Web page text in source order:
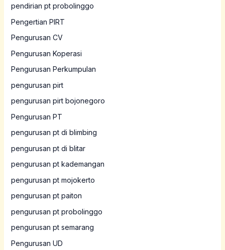
pendirian pt probolinggo
Pengertian PIRT
Pengurusan CV
Pengurusan Koperasi
Pengurusan Perkumpulan
pengurusan pirt
pengurusan pirt bojonegoro
Pengurusan PT
pengurusan pt di blimbing
pengurusan pt di blitar
pengurusan pt kademangan
pengurusan pt mojokerto
pengurusan pt paiton
pengurusan pt probolinggo
pengurusan pt semarang
Pengurusan UD